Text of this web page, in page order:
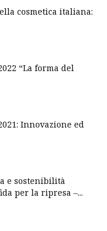
cosmetica italiana:
“La forma del
Innovazione ed
e sostenibilità
per la ripresa –...